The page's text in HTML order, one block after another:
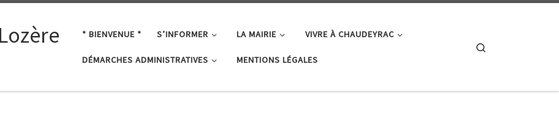
* BIENVENUE * S’INFORMER LA MAIRIE VIVRE À CHAUDEYRAC
DÉMARCHES ADMINISTRATIVES MENTIONS LÉGALES